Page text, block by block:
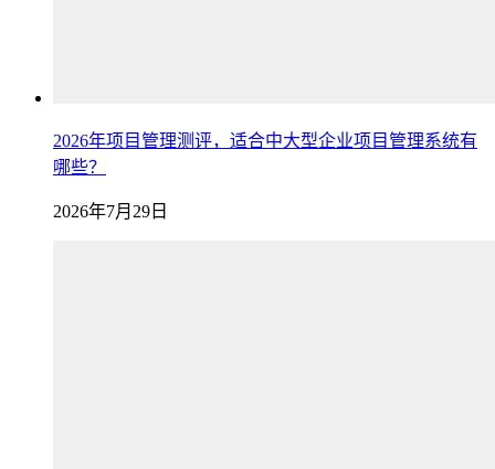
2026年项目管理测评，适合中大型企业项目管理系统有
哪些？
2026年7月29日